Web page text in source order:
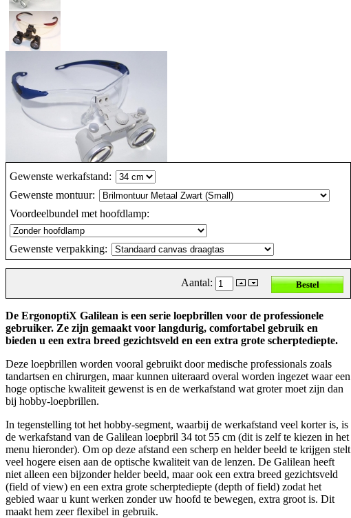
Gewenste werkafstand:
Gewenste montuur:
Voordeelbundel met hoofdlamp:
Gewenste verpakking:
Aantal:
De ErgonoptiX Galilean is een serie loepbrillen voor de professionele
gebruiker. Ze zijn gemaakt voor langdurig, comfortabel gebruik en
bieden u een extra breed gezichtsveld en een extra grote scherptediepte.
Deze loepbrillen worden vooral gebruikt door medische professionals zoals
tandartsen en chirurgen, maar kunnen uiteraard overal worden ingezet waar een
hoge optische kwaliteit gewenst is en de werkafstand wat groter moet zijn dan
bij hobby-loepbrillen.
In tegenstelling tot het hobby-segment, waarbij de werkafstand veel korter is, is
de werkafstand van de Galilean loepbril 34 tot 55 cm (dit is zelf te kiezen in het
menu hieronder). Om op deze afstand een scherp en helder beeld te krijgen stelt
veel hogere eisen aan de optische kwaliteit van de lenzen. De Galilean heeft
niet alleen een bijzonder helder beeld, maar ook een extra breed gezichtsveld
(field of view) en een extra grote scherptediepte (depth of field) zodat het
gebied waar u kunt werken zonder uw hoofd te bewegen, extra groot is. Dit
maakt hem zeer flexibel in gebruik.